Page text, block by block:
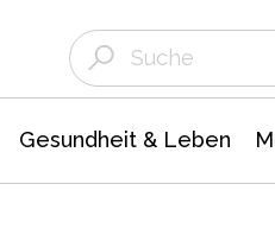
Gesundheit & Leben